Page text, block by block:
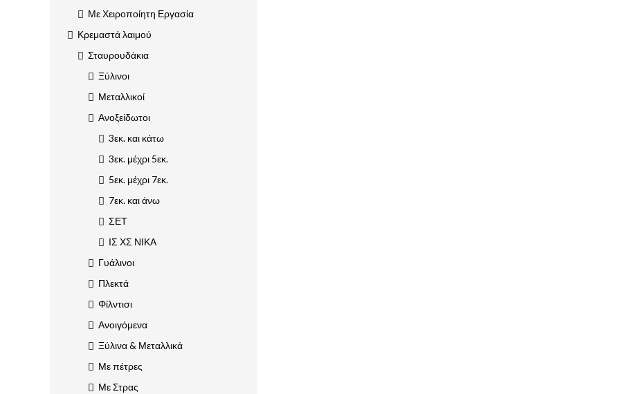
Με Χειροποίητη Εργασία
Κρεμαστά λαιμού
Σταυρουδάκια
Ξύλινοι
Μεταλλικοί
Ανοξείδωτοι
3εκ. και κάτω
3εκ. μέχρι 5εκ.
5εκ. μέχρι 7εκ.
7εκ. και άνω
ΣΕΤ
ΙΣ ΧΣ ΝΙΚΑ
Γυάλινοι
Πλεκτά
Φίλντισι
Ανοιγόμενα
Ξύλινα & Μεταλλικά
Με πέτρες
Με Στρας